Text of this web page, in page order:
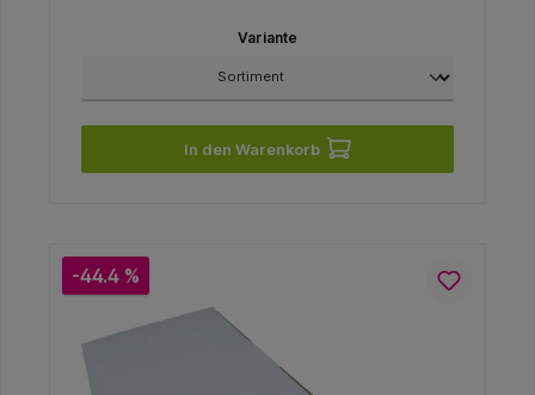
Variante
In den Warenkorb
-44.4 %